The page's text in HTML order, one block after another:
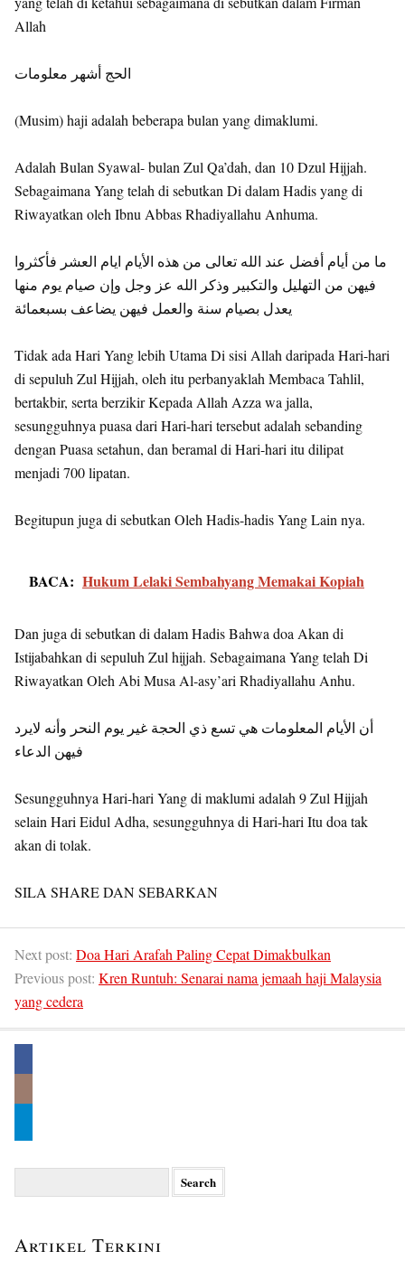
Allah
الحج أشهر معلومات
(Musim) haji adalah beberapa bulan yang dimaklumi.
Adalah Bulan Syawal- bulan Zul Qa’dah, dan 10 Dzul Hijjah.
Sebagaimana Yang telah di sebutkan Di dalam Hadis yang di
Riwayatkan oleh Ibnu Abbas Rhadiyallahu Anhuma.
ما من أيام أفضل عند الله تعالى من هذه اﻷيام ايام العشر فأكثروا
فيهن من التهليل والتكبير وذكر الله عز وجل وإن صيام يوم منها
يعدل بصيام سنة والعمل فيهن يضاعف بسبعمائة
Tidak ada Hari Yang lebih Utama Di sisi Allah daripada Hari-hari
di sepuluh Zul Hijjah, oleh itu perbanyaklah Membaca Tahlil,
bertakbir, serta berzikir Kepada Allah Azza wa jalla,
sesungguhnya puasa dari Hari-hari tersebut adalah sebanding
dengan Puasa setahun, dan beramal di Hari-hari itu dilipat
menjadi 700 lipatan.
Begitupun juga di sebutkan Oleh Hadis-hadis Yang Lain nya.
BACA: Hukum Lelaki Sembahyang Memakai Kopiah
Dan juga di sebutkan di dalam Hadis Bahwa doa Akan di
Istijabahkan di sepuluh Zul hijjah. Sebagaimana Yang telah Di
Riwayatkan Oleh Abi Musa Al-asy’ari Rhadiyallahu Anhu.
أن اﻷيام المعلومات هي تسع ذي الحجة غير يوم النحر وأنه لايرد
فيهن الدعاء
Sesungguhnya Hari-hari Yang di maklumi adalah 9 Zul Hijjah
selain Hari Eidul Adha, sesungguhnya di Hari-hari Itu doa tak
akan di tolak.
SILA SHARE DAN SEBARKAN
Next post: Doa Hari Arafah Paling Cepat Dimakbulkan
Previous post: Kren Runtuh: Senarai nama jemaah haji Malaysia
yang cedera
Artikel Terkini